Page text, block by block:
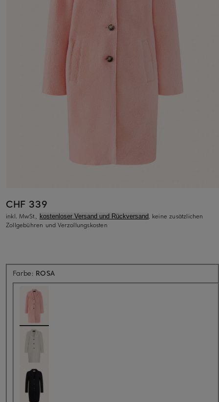
CHF 339
inkl. MwSt., kostenloser Versand und Rückversand, keine zusätzlichen
Zollgebühren und Verzollungskosten
Farbe: ROSA